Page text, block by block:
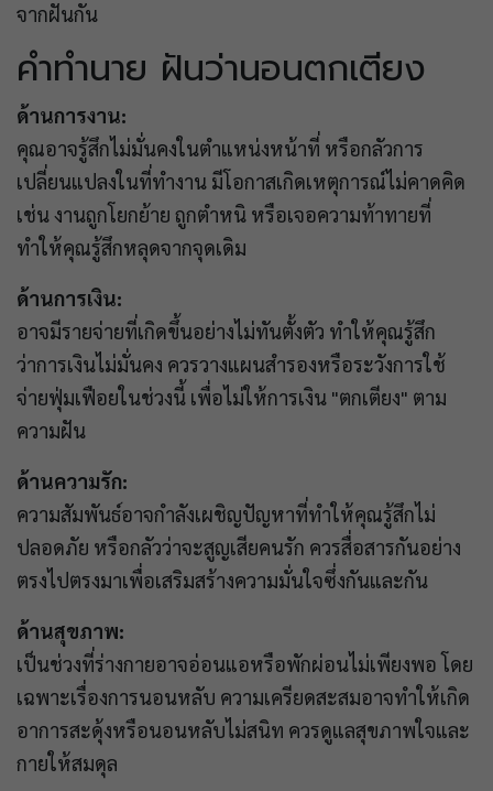
จากฝันกัน
คำทำนาย ฝันว่านอนตกเตียง
ด้านการงาน:
คุณอาจรู้สึกไม่มั่นคงในตำแหน่งหน้าที่ หรือกลัวการ
เปลี่ยนแปลงในที่ทำงาน มีโอกาสเกิดเหตุการณ์ไม่คาดคิด
เช่น งานถูกโยกย้าย ถูกตำหนิ หรือเจอความท้าทายที่
ทำให้คุณรู้สึกหลุดจากจุดเดิม
ด้านการเงิน:
อาจมีรายจ่ายที่เกิดขึ้นอย่างไม่ทันตั้งตัว ทำให้คุณรู้สึก
ว่าการเงินไม่มั่นคง ควรวางแผนสำรองหรือระวังการใช้
จ่ายฟุ่มเฟือยในช่วงนี้ เพื่อไม่ให้การเงิน "ตกเตียง" ตาม
ความฝัน
ด้านความรัก:
ความสัมพันธ์อาจกำลังเผชิญปัญหาที่ทำให้คุณรู้สึกไม่
ปลอดภัย หรือกลัวว่าจะสูญเสียคนรัก ควรสื่อสารกันอย่าง
ตรงไปตรงมาเพื่อเสริมสร้างความมั่นใจซึ่งกันและกัน
ด้านสุขภาพ:
เป็นช่วงที่ร่างกายอาจอ่อนแอหรือพักผ่อนไม่เพียงพอ โดย
เฉพาะเรื่องการนอนหลับ ความเครียดสะสมอาจทำให้เกิด
อาการสะดุ้งหรือนอนหลับไม่สนิท ควรดูแลสุขภาพใจและ
กายให้สมดุล